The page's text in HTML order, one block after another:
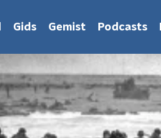
Gids Gemist Podcasts